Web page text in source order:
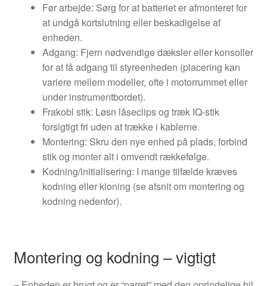
Før arbejde: Sørg for at batteriet er afmonteret for
at undgå kortslutning eller beskadigelse af
enheden.
Adgang: Fjern nødvendige dæksler eller konsoller
for at få adgang til styreenheden (placering kan
variere mellem modeller, ofte i motorrummet eller
under instrumentbordet).
Frakobl stik: Løsn låseclips og træk IQ-stik
forsigtigt fri uden at trække i kablerne.
Montering: Skru den nye enhed på plads, forbind
stik og monter alt i omvendt rækkefølge.
Kodning/initialisering: I mange tilfælde kræves
kodning eller kloning (se afsnit om montering og
kodning nedenfor).
Montering og kodning – vigtigt